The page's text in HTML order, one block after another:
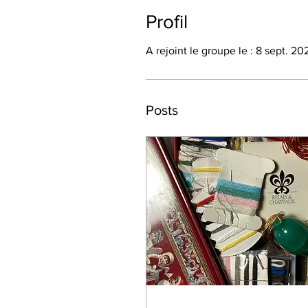
Profil
A rejoint le groupe le : 8 sept.
Posts